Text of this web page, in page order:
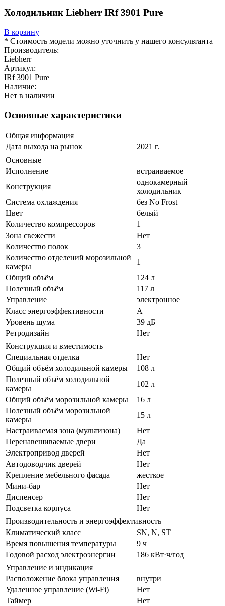
Холодильник Liebherr IRf 3901 Pure
В корзину
* Стоимость модели можно уточнить у нашего консультанта
Производитель:
Liebherr
Артикул:
IRf 3901 Pure
Наличие:
Нет в наличии
Основные характеристики
Общая информация
Дата выхода на рынок
2021 г.
Основные
Исполнение
встраиваемое
Конструкция
однокамерный
холодильник
Система охлаждения
без No Frost
Цвет
белый
Количество компрессоров
1
Зона свежести
Нет
Количество полок
3
Количество отделений морозильной
камеры
1
Общий объём
124 л
Полезный объём
117 л
Управление
электронное
Класс энергоэффективности
A+
Уровень шума
39 дБ
Ретродизайн
Нет
Конструкция и вместимость
Специальная отделка
Нет
Общий объём холодильной камеры
108 л
Полезный объём холодильной
камеры
102 л
Общий объём морозильной камеры
16 л
Полезный объём морозильной
камеры
15 л
Настраиваемая зона (мультизона)
Нет
Перенавешиваемые двери
Да
Электропривод дверей
Нет
Автодоводчик дверей
Нет
Крепление мебельного фасада
жесткое
Мини-бар
Нет
Диспенсер
Нет
Подсветка корпуса
Нет
Производительность и энергоэффективность
Климатический класс
SN, N, ST
Время повышения температуры
9 ч
Годовой расход электроэнергии
186 кВт·ч/год
Управление и индикация
Расположение блока управления
внутри
Удаленное управление (Wi-Fi)
Нет
Таймер
Нет